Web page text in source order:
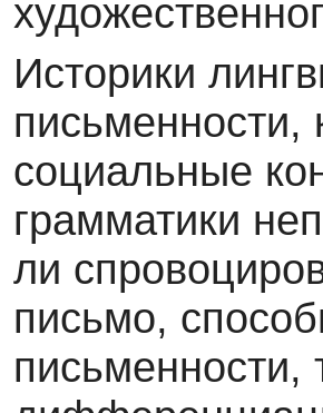
Историки
письменности,
социальные
грамматики
ли
письмо,
письменности,